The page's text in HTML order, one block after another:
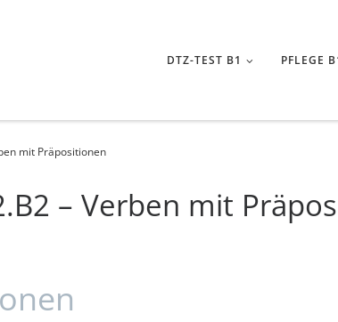
DTZ-TEST B1 PFLEGE
mit Präpositionen
– Verben mit